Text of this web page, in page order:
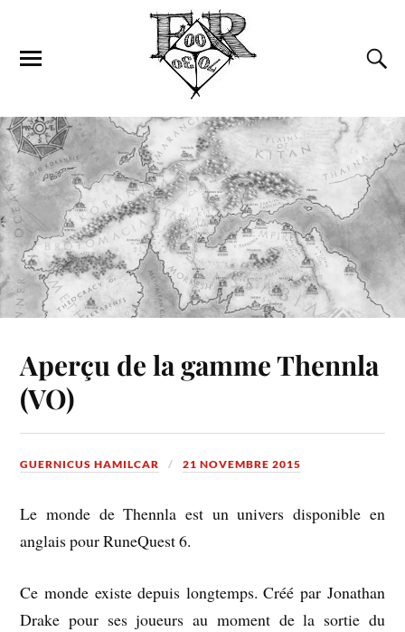
Aperçu de la gamme Thennla
(VO)
GUERNICUS HAMILCAR 21 NOVEMBRE 2015
Le monde de Thennla est un univers disponible en
anglais pour RuneQuest 6.
Ce monde existe depuis longtemps. Créé par Jonathan
Drake pour ses joueurs au moment de la sortie du